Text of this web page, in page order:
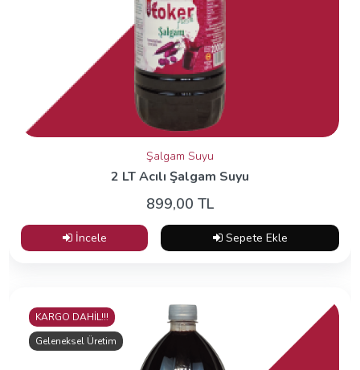
Şalgam Suyu
2 LT Acılı Şalgam Suyu
899,00 TL
İncele Sepete Ekle
KARGO DAHİL!!!
Geleneksel Üretim